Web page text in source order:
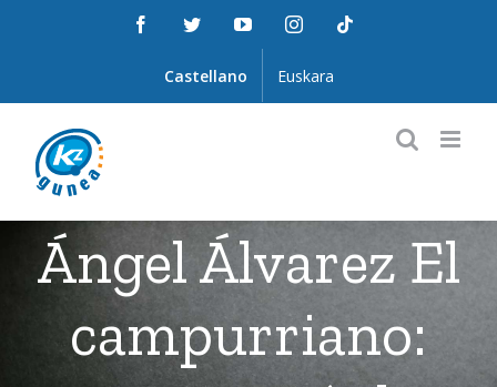
FacebookTwitterYouTubeInstagram
Castellano Euskara
Ángel Álvarez El
campurriano: